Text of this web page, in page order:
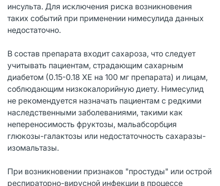
инсульта. Для исключения риска возникновения
таких событий при применении нимесулида данных
недостаточно.
В состав препарата входит сахароза, что следует
учитывать пациентам, страдающим сахарным
диабетом (0.15-0.18 ХЕ на 100 мг препарата) и лицам,
соблюдающим низкокалорийную диету. Нимесулид
не рекомендуется назначать пациентам с редкими
наследственными заболеваниями, такими как
непереносимость фруктозы, мальабсорбция
глюкозы-галактозы или недостаточность сахаразы-
изомальтазы.
При возникновении признаков "простуды" или острой
респираторно-вирусной инфекции в процессе